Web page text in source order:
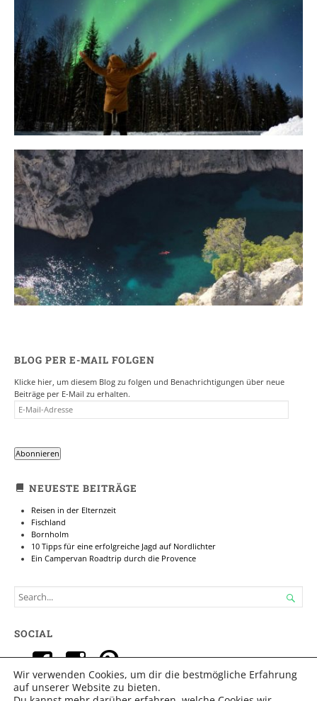
10 Tipps für eine erfolgreiche Jagd
auf Nordlichter
31. JANUAR 2018
Ein Campervan Roadtrip durch die
BLOG PER E-MAIL FOLGEN
Klicke hier, um diesem Blog zu folgen und Benachrichtigungen über neue
Beiträge per E-Mail zu erhalten.
E-
MAIL-
Abonnieren
NEUESTE BEITRÄGE
Reisen in der Elternzeit
Fischland
Bornholm
10 Tipps für eine erfolgreiche Jagd auf Nordlichter
Ein Campervan Roadtrip durch die Provence
SEARCH
FOR...

SOCIAL
Profil
von
Profil
von
Profil
von
Wir verwenden Cookies, um dir die bestmögliche Erfahrung
auf unserer Website zu bieten.